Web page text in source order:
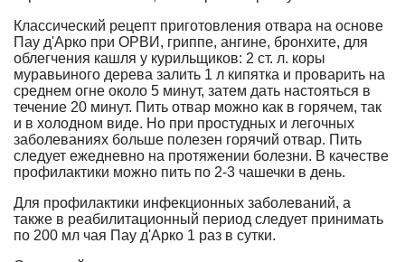
Классический рецепт приготовления отвара на основе
Пау д'Арко при ОРВИ, гриппе, ангине, бронхите, для
облегчения кашля у курильщиков: 2 ст. л. коры
муравьиного дерева залить 1 л кипятка и проварить на
среднем огне около 5 минут, затем дать настояться в
течение 20 минут. Пить отвар можно как в горячем, так
и в холодном виде. Но при простудных и легочных
заболеваниях больше полезен горячий отвар. Пить
следует ежедневно на протяжении болезни. В качестве
профилактики можно пить по 2-3 чашечки в день.
Для профилактики инфекционных заболеваний, а
также в реабилитационный период следует принимать
по 200 мл чая Пау д'Арко 1 раз в сутки.